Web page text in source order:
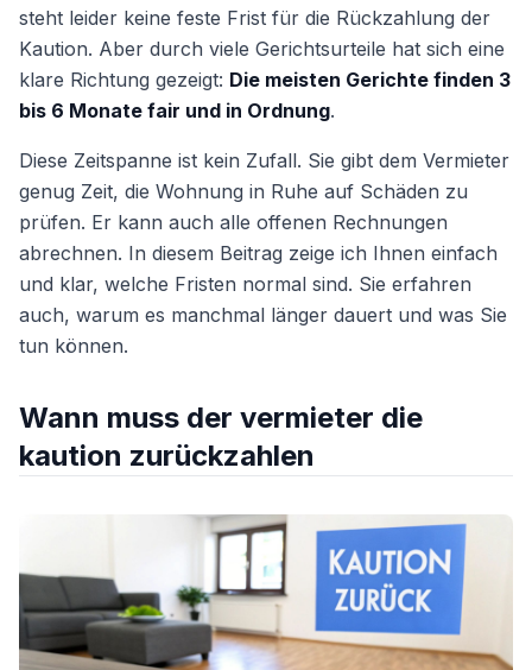
steht leider keine feste Frist für die Rückzahlung der
Kaution. Aber durch viele Gerichtsurteile hat sich eine
klare Richtung gezeigt: Die meisten Gerichte finden 3
bis 6 Monate fair und in Ordnung.
Diese Zeitspanne ist kein Zufall. Sie gibt dem Vermieter
genug Zeit, die Wohnung in Ruhe auf Schäden zu
prüfen. Er kann auch alle offenen Rechnungen
abrechnen. In diesem Beitrag zeige ich Ihnen einfach
und klar, welche Fristen normal sind. Sie erfahren
auch, warum es manchmal länger dauert und was Sie
tun können.
Wann muss der vermieter die
kaution zurückzahlen